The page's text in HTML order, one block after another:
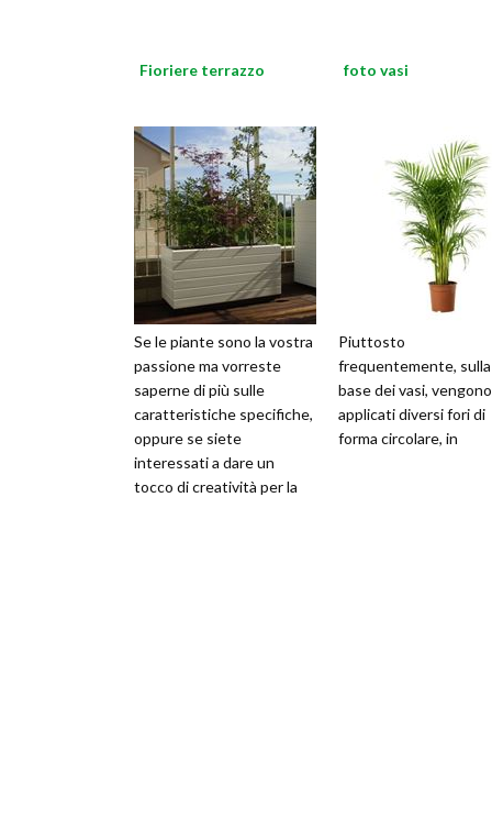
Fioriere terrazzo
Se le piante sono la vostra
passione ma vorreste
saperne di più sulle
caratteristiche specifiche,
oppure se siete
interessati a dare un
tocco di creatività per la
foto vasi
Piuttosto
frequentemente, sulla
base dei vasi, vengono
applicati diversi fori di
forma circolare, in